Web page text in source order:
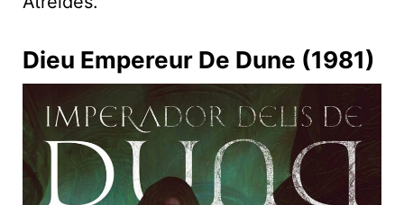
Dieu Empereur De Dune (1981)